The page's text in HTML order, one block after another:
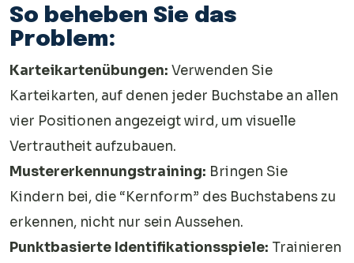
So beheben Sie das
Problem:
Karteikartenübungen: Verwenden Sie
Karteikarten, auf denen jeder Buchstabe an allen
vier Positionen angezeigt wird, um visuelle
Vertrautheit aufzubauen.
Mustererkennungstraining: Bringen Sie
Kindern bei, die “Kernform” des Buchstabens zu
erkennen, nicht nur sein Aussehen.
Punktbasierte Identifikationsspiele: Trainieren